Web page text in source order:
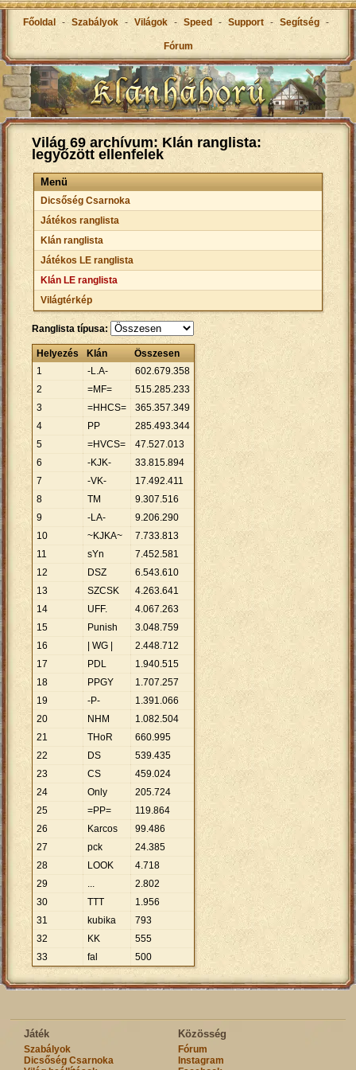
Főoldal - Szabályok - Világok - Speed - Support - Segítség -
Fórum
Világ 69 archívum: Klán ranglista:
legyőzött ellenfelek
Menü
Dicsőség Csarnoka
Játékos ranglista
Klán ranglista
Játékos LE ranglista
Klán LE ranglista
Világtérkép
Ranglista típusa:
Helyezés Klán
Összesen
1
-L.A- 602.679.358
2
=MF= 515.285.233
3
=HHCS= 365.357.349
4
PP 285.493.344
5
=HVCS= 47.527.013
6
-KJK- 33.815.894
7
-VK- 17.492.411
8
TM 9.307.516
9
-LA- 9.206.290
10
~KJKA~ 7.733.813
11
sYn 7.452.581
12
DSZ 6.543.610
13
SZCSK 4.263.641
14
UFF. 4.067.263
15
Punish 3.048.759
16
| WG | 2.448.712
17
PDL 1.940.515
18
PPGY 1.707.257
19
-P- 1.391.066
20
NHM 1.082.504
21
THoR 660.995
22
DS 539.435
23
CS 459.024
24
Only 205.724
25
=PP= 119.864
26
Karcos 99.486
27
pck 24.385
28
LOOK 4.718
29
... 2.802
30
TTT 1.956
31
kubika
793
32
KK
555
33
fal 500
Játék
Szabályok
Dicsőség Csarnoka
Közösség
Fórum
Instagram